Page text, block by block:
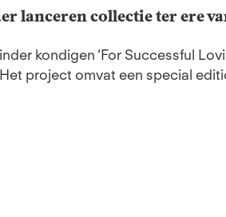
lanceren collectie ter ere
kondigen ‘For Successful
project omvat een special